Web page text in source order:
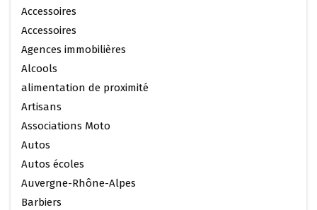
Accessoires
Accessoires
Agences immobilières
Alcools
alimentation de proximité
Artisans
Associations Moto
Autos
Autos écoles
Auvergne-Rhône-Alpes
Barbiers